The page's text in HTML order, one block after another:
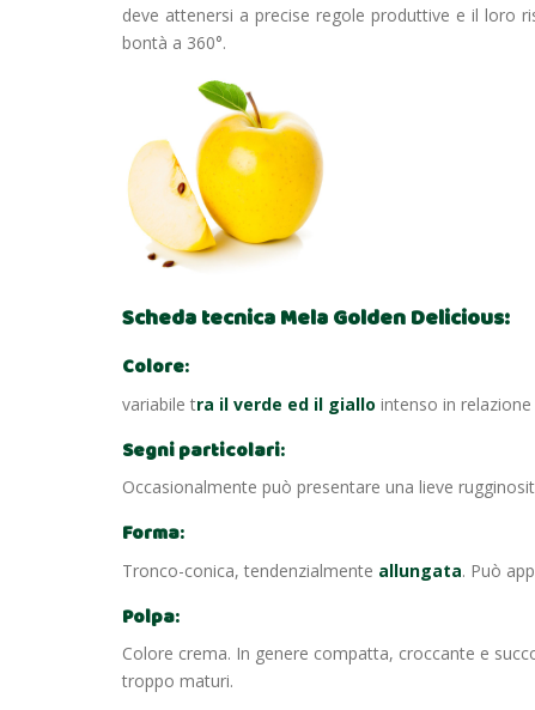
deve attenersi a precise regole produttive e il loro
bontà a 360°.
Scheda tecnica Mela Golden Delicious:
Colore:
variabile tra il verde ed il giallo intenso in
Segni particolari:
Occasionalmente può presentare una lieve
Forma:
Tronco-conica, tendenzialmente allungata. Può
Polpa:
Colore crema. In genere compatta, croccante e
troppo maturi.